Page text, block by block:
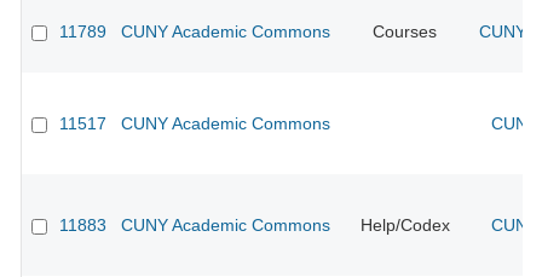
11789 CUNY Academic Commons Courses CUNY
11517 CUNY Academic Commons
11883 CUNY Academic Commons Help/Codex